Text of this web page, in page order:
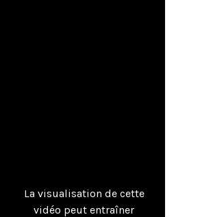
La visualisation de cette
vidéo peut entraîner